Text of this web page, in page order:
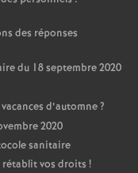
des réponses
du 18 septembre 2020
d’automne?
2020
sanitaire
rétablit vos droits !